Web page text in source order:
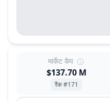
मार्केट कैप
$137.70 M
रैंक #171